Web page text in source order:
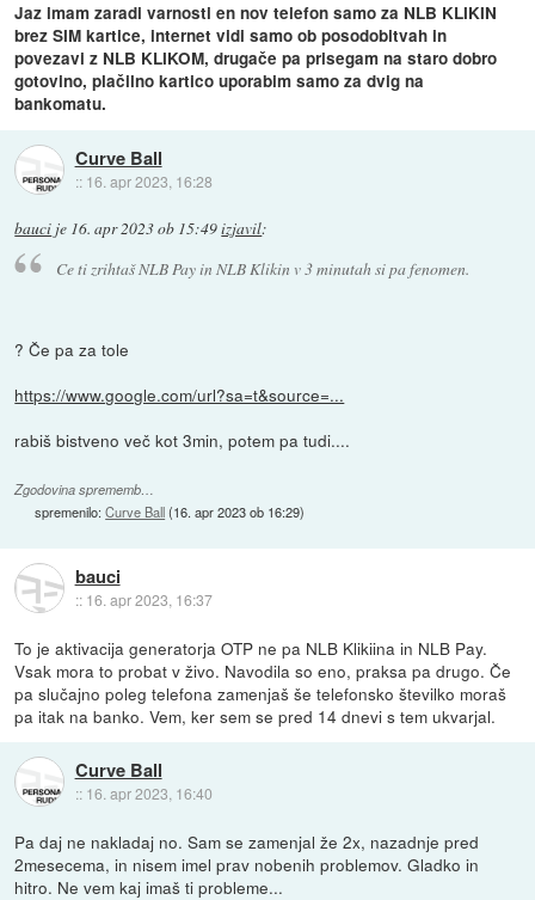
Jaz imam zaradi varnosti en nov telefon samo za NLB KLIKIN
brez SIM kartice, internet vidi samo ob posodobitvah in
povezavi z NLB KLIKOM, drugače pa prisegam na staro dobro
gotovino, plačilno kartico uporabim samo za dvig na
bankomatu.
Curve Ball
:: 16. apr 2023, 16:28
bauci je 16. apr 2023 ob 15:49izjavil:
Ce ti zrihtaš NLB Pay in NLB Klikin v 3 minutah si pa fenomen.
? Če pa za tole
https://www.google.com/url?sa=t&source=...
rabiš bistveno več kot 3min, potem pa tudi....
Zgodovina sprememb…
spremenilo:Curve Ball(16. apr 2023 ob 16:29)
bauci
:: 16. apr 2023, 16:37
To je aktivacija generatorja OTP ne pa NLB Klikiina in NLB Pay.
Vsak mora to probat v živo. Navodila so eno, praksa pa drugo. Če
pa slučajno poleg telefona zamenjaš še telefonsko številko moraš
pa itak na banko. Vem, ker sem se pred 14 dnevi s tem ukvarjal.
Curve Ball
:: 16. apr 2023, 16:40
Pa daj ne nakladaj no. Sam se zamenjal že 2x, nazadnje pred
2mesecema, in nisem imel prav nobenih problemov. Gladko in
hitro. Ne vem kaj imaš ti probleme...